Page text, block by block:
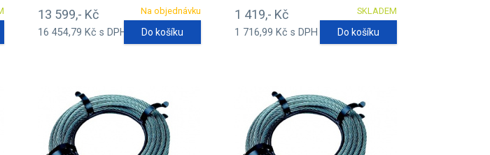
Na objednávku
13 599,- Kč
16 454,79 Kč s DPH Do košíku
SKLADEM
1 419,- Kč
1 716,99 Kč s DPH Do košíku